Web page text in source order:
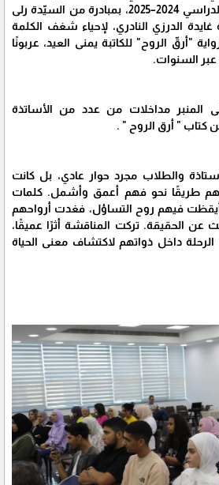
وتشجيع المطالعة للعام الدراسي 2024–2025، بمبادرة من السيّدة رلى
الدرزي النادري، لإحياء شغف الكلمة
"أرقّ الروح" للكاتبة يمنى العيد، عربونًا
عبر السنوات.
المنبر مداخلات من عدد من الأساتذة
كتاب " أرق الروح " .
والطلاب مجرد حوار عادي، بل كانت
طريقًا نحو فهم أعمق وأشمل. كلمات
فيهم روح التساؤل، فغدت أرواحهم
عن الحقيقة. تركت المناقشة أثرًا عميقًا،
داخل ذواتهم لاكتشاف معنى الحياة